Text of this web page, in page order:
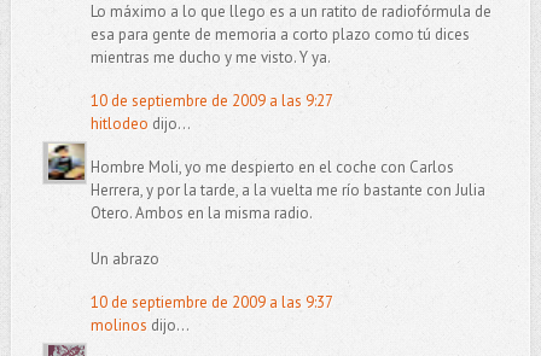
Lo máximo a lo que llego es a un ratito de radiofórmula de
esa para gente de memoria a corto plazo como tú dices
mientras me ducho y me visto. Y ya.
10 de septiembre de 2009 a las 9:27
hitlodeo dijo...
Hombre Moli, yo me despierto en el coche con Carlos
Herrera, y por la tarde, a la vuelta me río bastante con Julia
Otero. Ambos en la misma radio.
Un abrazo
10 de septiembre de 2009 a las 9:37
molinos dijo...